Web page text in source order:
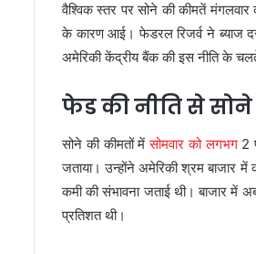
वैश्विक स्तर पर सोने की कीमतें
के कारण आई। फेडरल रिजर्व ने ब्याज
अमेरिकी केंद्रीय बैंक की इस नीति के चलते
फेड की नीति से
सोने की कीमतों मेंसोमवार को लगभग2
जताया। उन्होंने अमेरिकी श्रम बाजार
कमी की संभावना जताई थी। बाजार में
प्रतिशत थी।